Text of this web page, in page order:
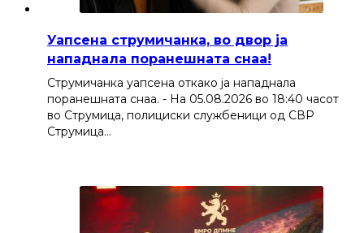
Уапсена струмичанка, во двор ја
нападнала поранешната снаа!
Струмичанка уапсена откако ја нападнала
поранешната снаа. - На 05.08.2026 во 18:40 часот
во Струмица, полициски службеници од СВР
Струмица…